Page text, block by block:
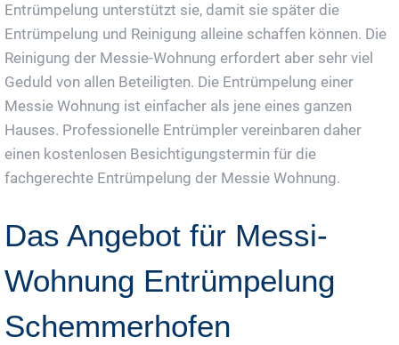
Entrümpelung unterstützt sie, damit sie später die
Entrümpelung und Reinigung alleine schaffen können. Die
Reinigung der Messie-Wohnung erfordert aber sehr viel
Geduld von allen Beteiligten. Die Entrümpelung einer
Messie Wohnung ist einfacher als jene eines ganzen
Hauses. Professionelle Entrümpler vereinbaren daher
einen kostenlosen Besichtigungstermin für die
fachgerechte Entrümpelung der Messie Wohnung.
Das Angebot für Messi-
Wohnung Entrümpelung
Schemmerhofen